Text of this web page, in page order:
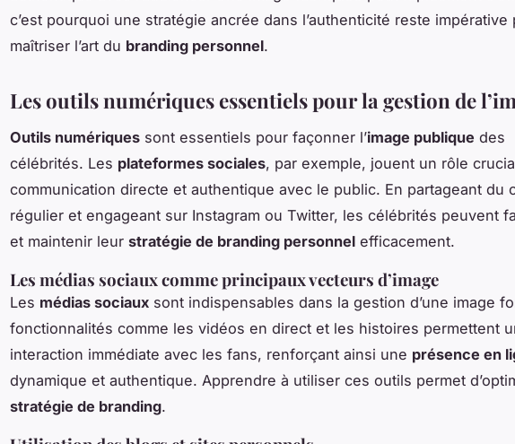
c’est pourquoi une stratégie ancrée dans l’authenticité reste impérative
maîtriser l’art du branding personnel.
Les outils numériques essentiels pour la gestion de
Outils numériques sont essentiels pour façonner l’image publique des
célébrités. Les plateformes sociales, par exemple, jouent un rôle
communication directe et authentique avec le public. En partageant du
régulier et engageant sur Instagram ou Twitter, les célébrités peuvent
et maintenir leur stratégie de branding personnel efficacement.
Les médias sociaux comme principaux vecteurs d’image
Les médias sociaux sont indispensables dans la gestion d’une image
fonctionnalités comme les vidéos en direct et les histoires permettent
interaction immédiate avec les fans, renforçant ainsi une présence en
dynamique et authentique. Apprendre à utiliser ces outils permet
stratégie de branding.